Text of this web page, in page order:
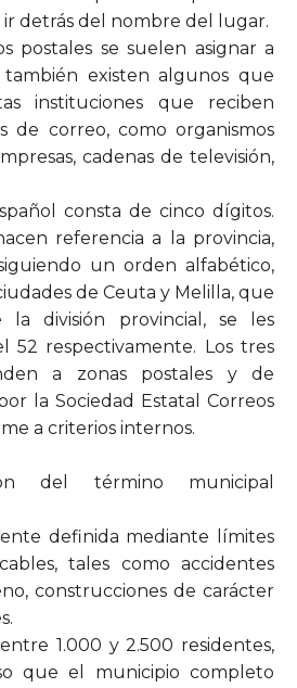
ir detrás del nombre del lugar.
postales se suelen asignar a
también existen algunos que
instituciones que reciben
de correo, como organismos
cadenas de televisión,
consta de cinco dígitos.
referencia a la provincia,
un orden alfabético,
de Ceuta y Melilla, que
división provincial, se les
52 respectivamente. Los tres
a zonas postales y de
la Sociedad Estatal Correos
a criterios internos.
del término municipal
definida mediante límites
tales como accidentes
construcciones de carácter
1.000 y 2.500 residentes,
que el municipio completo